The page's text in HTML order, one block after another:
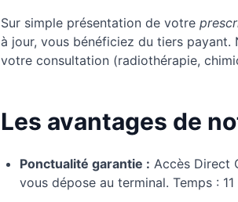
Sur simple présentation de votre
à jour, vous bénéficiez du tiers
votre consultation (radiothérapie,
Les avantages de
Ponctualité garantie : Accès Direct
vous dépose au terminal. Temps : 11